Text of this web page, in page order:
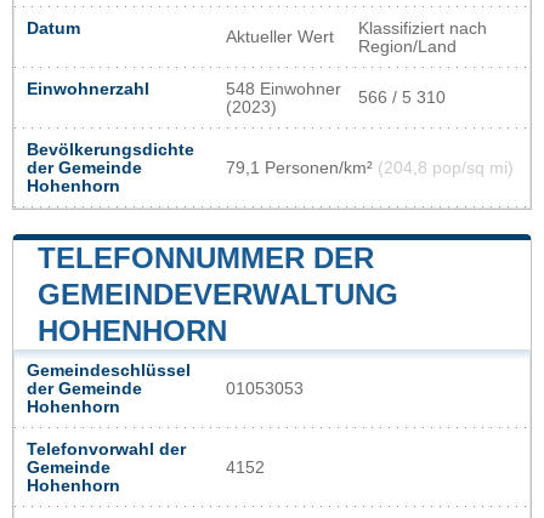
Datum Aktueller Wert
Klassifiziert nach
Region/Land
Einwohnerzahl
548 Einwohner
(2023)
566 / 5 310
Bevölkerungsdichte
der Gemeinde
Hohenhorn
79,1 Personen/km² (204,8 pop/sq mi)
TELEFONNUMMER DER
GEMEINDEVERWALTUNG
HOHENHORN
Gemeindeschlüssel
der Gemeinde
Hohenhorn
01053053
Telefonvorwahl der
Gemeinde
Hohenhorn
4152